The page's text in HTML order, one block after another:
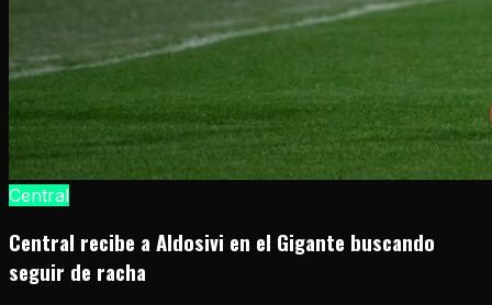
Central
Central recibe a Aldosivi en el Gigante buscando
seguir de racha